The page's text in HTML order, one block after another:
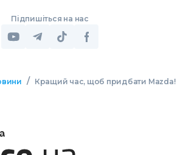
Підпишіться на нас
/ Кращий час, щоб придбати Mazda!